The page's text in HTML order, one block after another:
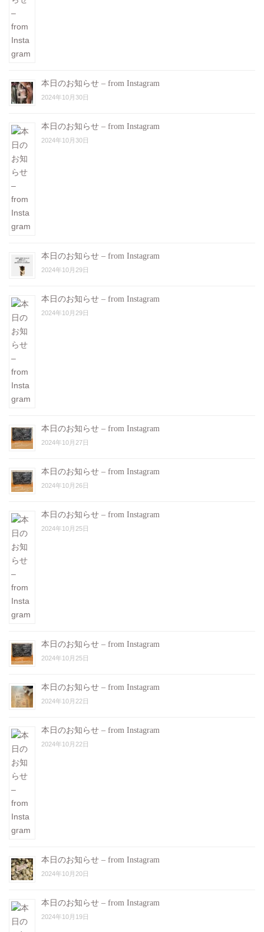
本日のお知らせ – from Instagram
2024年10月30日
本日のお知らせ – from Instagram
2024年10月30日
本日のお知らせ – from Instagram
2024年10月29日
本日のお知らせ – from Instagram
2024年10月29日
本日のお知らせ – from Instagram
2024年10月27日
本日のお知らせ – from Instagram
2024年10月26日
本日のお知らせ – from Instagram
2024年10月25日
本日のお知らせ – from Instagram
2024年10月25日
本日のお知らせ – from Instagram
2024年10月22日
本日のお知らせ – from Instagram
2024年10月22日
本日のお知らせ – from Instagram
2024年10月20日
本日のお知らせ – from Instagram
2024年10月19日